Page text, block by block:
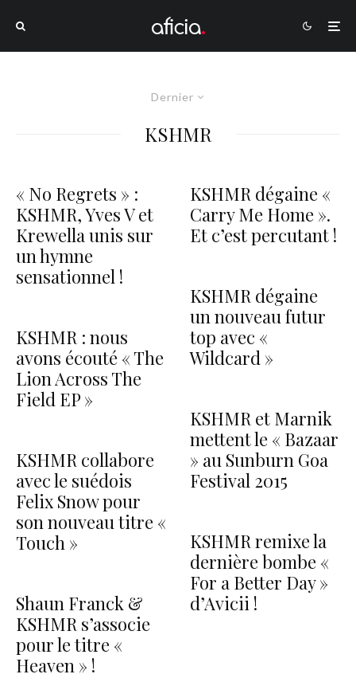
Dernier
KSHMR
« No Regrets » :
KSHMR, Yves V et
Krewella unis sur
un hymne
sensationnel !
KSHMR : nous
avons écouté « The
Lion Across The
Field EP »
KSHMR collabore
avec le suédois
Felix Snow pour
son nouveau titre «
Touch »
Shaun Franck &
KSHMR s’associe
pour le titre «
Heaven » !
KSHMR dégaine «
Carry Me Home ».
Et c’est percutant !
KSHMR dégaine
un nouveau futur
top avec «
Wildcard »
KSHMR et Marnik
mettent le « Bazaar
» au Sunburn Goa
Festival 2015
KSHMR remixe la
dernière bombe «
For a Better Day »
d’Avicii !